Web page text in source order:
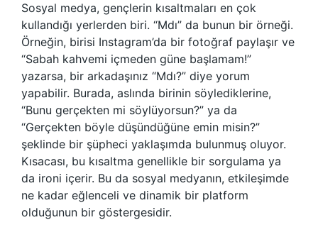
Sosyal medya, gençlerin kısaltmaları en çok
kullandığı yerlerden biri. “Mdı” da bunun bir örneği.
Örneğin, birisi Instagram’da bir fotoğraf paylaşır ve
“Sabah kahvemi içmeden güne başlamam!”
yazarsa, bir arkadaşınız “Mdı?” diye yorum
yapabilir. Burada, aslında birinin söylediklerine,
“Bunu gerçekten mi söylüyorsun?” ya da
“Gerçekten böyle düşündüğüne emin misin?”
şeklinde bir şüpheci yaklaşımda bulunmuş oluyor.
Kısacası, bu kısaltma genellikle bir sorgulama ya
da ironi içerir. Bu da sosyal medyanın, etkileşimde
ne kadar eğlenceli ve dinamik bir platform
olduğunun bir göstergesidir.